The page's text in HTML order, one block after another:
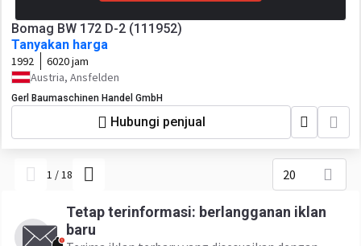
Bomag BW 172 D-2 (111952)
Tanyakan harga
1992
6020 jam
Austria, Ansfelden
Gerl Baumaschinen Handel GmbH
Hubungi penjual
1 /18 20
Tetap terinformasi: berlangganan iklan
baru